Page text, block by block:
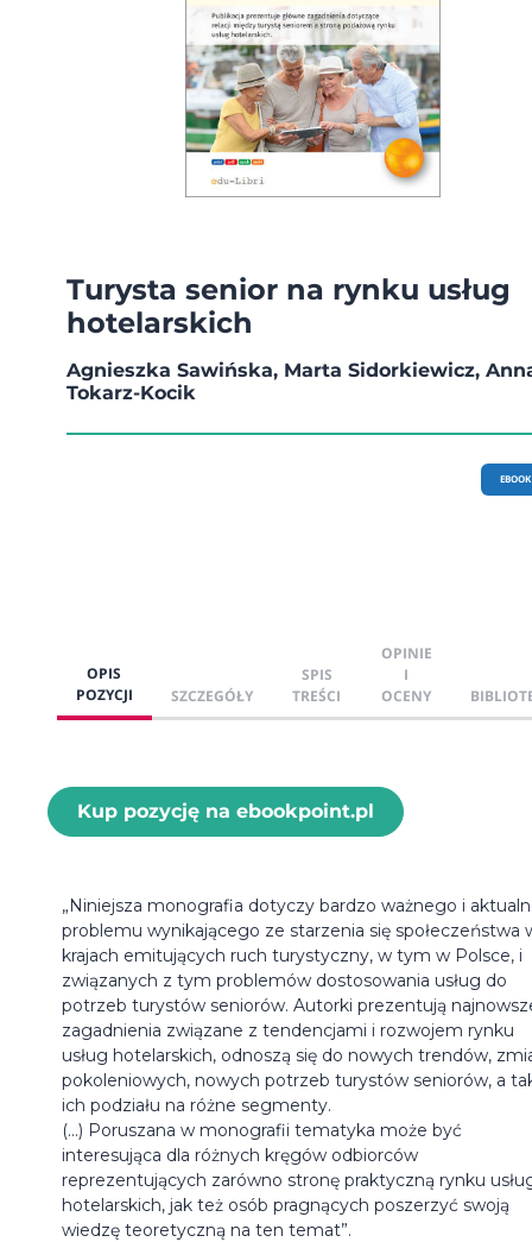
Turysta senior na rynku usług
hotelarskich
Agnieszka Sawińska, Marta Sidorkiewicz,
Tokarz-Kocik
EBOOK
OPIS
POZYCJI
SZCZEGÓŁY
SPIS
TREŚCI
OPINIE
I
OCENY
Kup pozycję na ebookpoint.pl
„Niniejsza monografia dotyczy bardzo ważnego i
problemu wynikającego ze starzenia się społeczeństwa
krajach emitujących ruch turystyczny, w tym w Polsce, i
związanych z tym problemów dostosowania usług do
potrzeb turystów seniorów. Autorki prezentują
zagadnienia związane z tendencjami i rozwojem rynku
usług hotelarskich, odnoszą się do nowych trendów,
pokoleniowych, nowych potrzeb turystów seniorów, a
ich podziału na różne segmenty.
(…) Poruszana w monografii tematyka może być
interesująca dla różnych kręgów odbiorców
reprezentujących zarówno stronę praktyczną rynku
hotelarskich, jak też osób pragnących poszerzyć swoją
wiedzę teoretyczną na ten temat”.